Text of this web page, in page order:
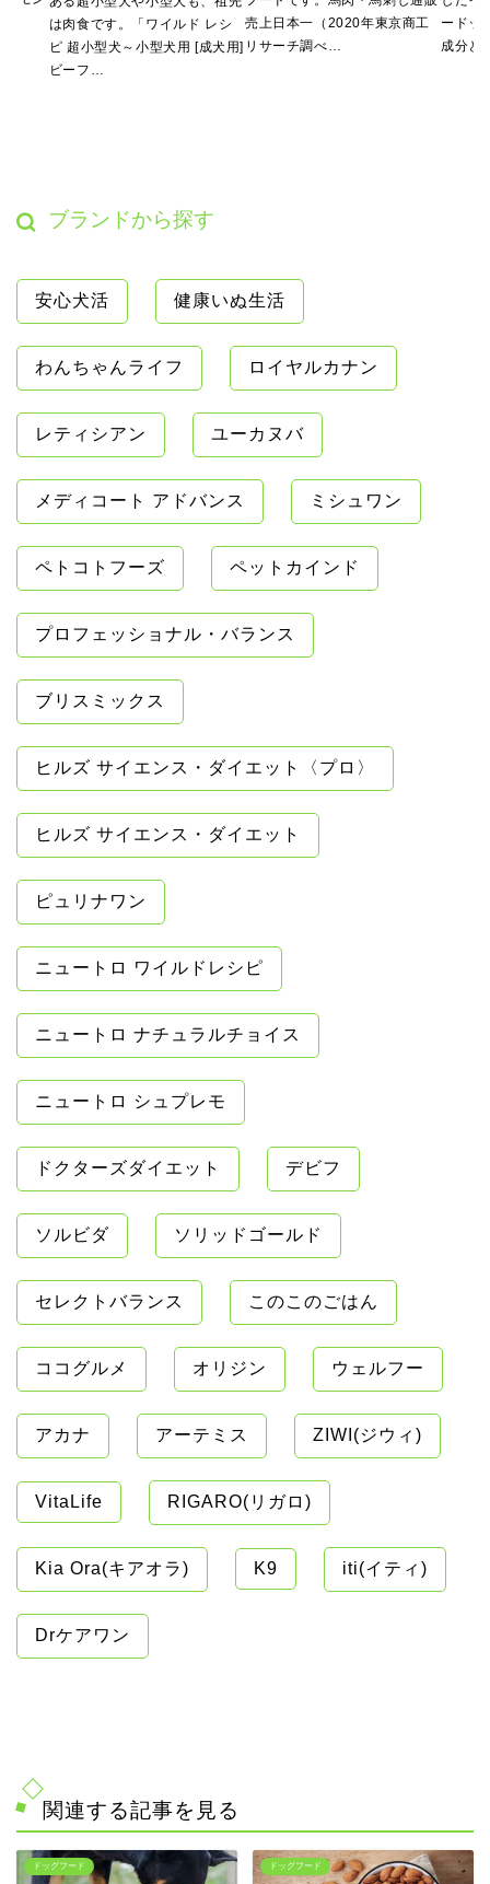
は肉食です。「ワイルド レシ
ピ 超小型犬～小型犬用 [成犬用]
ビーフ…
売上日本一（2020年東京商工
リサーチ調べ…
ードッ
成分と
ブランドから探す
安心犬活 健康いぬ生活
わんちゃんライフ ロイヤルカナン
レティシアン ユーカヌバ
メディコート アドバンス ミシュワン
ペトコトフーズ ペットカインド
プロフェッショナル・バランス
ブリスミックス
ヒルズ サイエンス・ダイエット〈プロ〉
ヒルズ サイエンス・ダイエット
ピュリナワン
ニュートロ ワイルドレシピ
ニュートロ ナチュラルチョイス
ニュートロ シュプレモ
ドクターズダイエット デビフ
ソルビダ ソリッドゴールド
セレクトバランス このこのごはん
ココグルメ オリジン ウェルフー
アカナ アーテミス ZIWI(ジウィ)
VitaLife RIGARO(リガロ)
Kia Ora(キアオラ) K9 iti(イティ)
Drケアワン
関連する記事を見る
ドッグフード ドッグフード